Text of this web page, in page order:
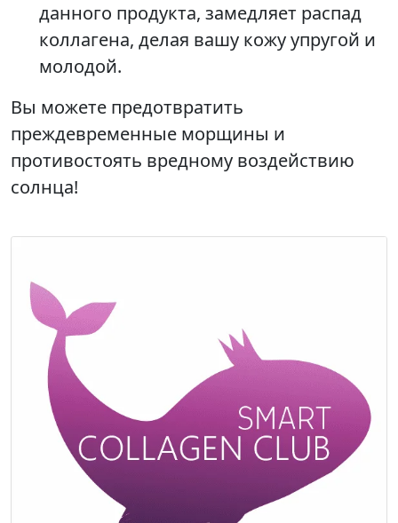
данного продукта, замедляет распад
коллагена, делая вашу кожу упругой и
молодой.
Вы можете предотвратить
преждевременные морщины и
противостоять вредному воздействию
солнца!